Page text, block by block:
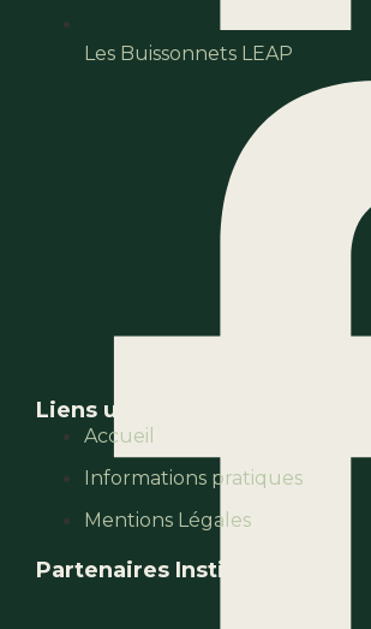
Les Buissonnets LEAP
Liens utiles
Accueil
Informations pratiques
Mentions Légales
Partenaires Institutionnels